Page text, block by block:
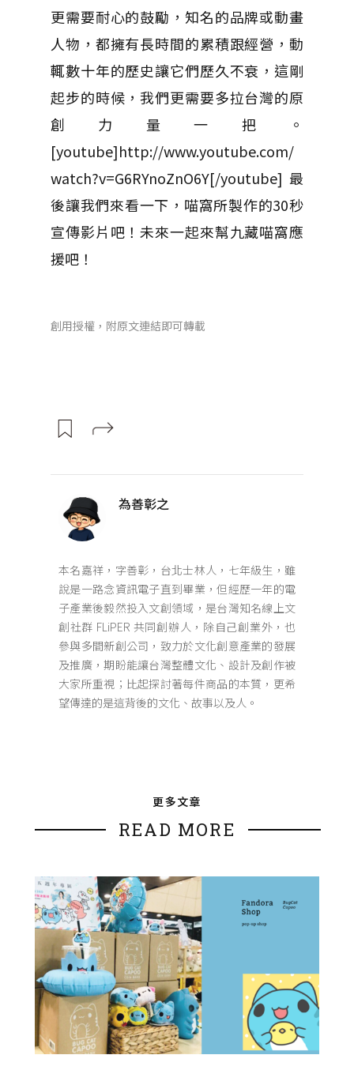
更需要耐心的鼓勵，知名的品牌或動畫
人物，都擁有長時間的累積跟經營，動
輒數十年的歷史讓它們歷久不衰，這剛
起步的時候，我們更需要多拉台灣的原
創力量一把。
[youtube]http://www.youtube.com/
watch?v=G6RYnoZnO6Y[/youtube] 最
後讓我們來看一下，喵窩所製作的30秒
宣傳影片吧！未來一起來幫九藏喵窩應
援吧！
創用授權，附原文連結即可轉載
為善彰之
本名嘉祥，字善彰，台北士林人，七年級生，雖
說是一路念資訊電子直到畢業，但經歷一年的電
子產業後毅然投入文創領域，是台灣知名線上文
創社群 FLiPER 共同創辦人，除自己創業外，也
參與多間新創公司，致力於文化創意產業的發展
及推廣，期盼能讓台灣整體文化、設計及創作被
大家所重視；比起探討著每件商品的本質，更希
望傳達的是這背後的文化、故事以及人。
更多文章
READ MORE